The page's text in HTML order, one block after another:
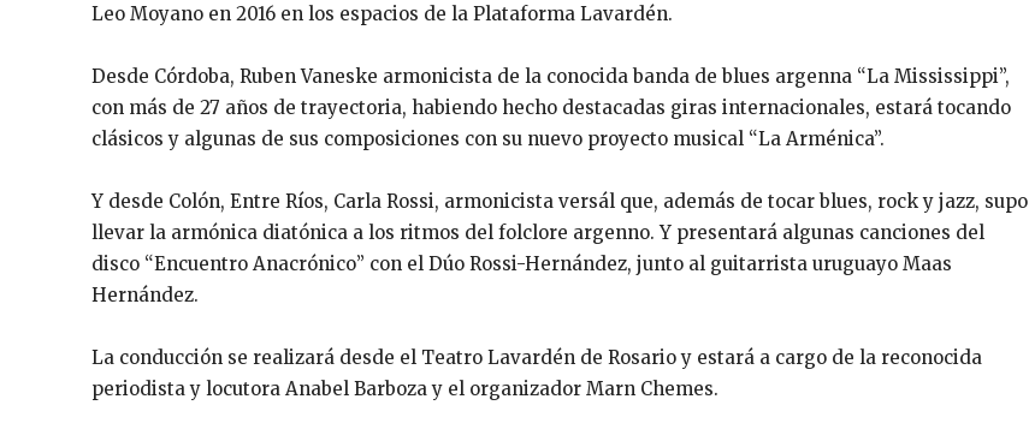
Leo Moyano en 2016 en los espacios de la Plataforma Lavardén.
Desde Córdoba, Ruben Vaneske armonicista de la conocida banda de blues argenna “La Mississippi”,
con más de 27 años de trayectoria, habiendo hecho destacadas giras internacionales, estará tocando
clásicos y algunas de sus composiciones con su nuevo proyecto musical “La Arménica”.
Y desde Colón, Entre Ríos, Carla Rossi, armonicista versál que, además de tocar blues, rock y jazz, supo
llevar la armónica diatónica a los ritmos del folclore argenno. Y presentará algunas canciones del
disco “Encuentro Anacrónico” con el Dúo Rossi-Hernández, junto al guitarrista uruguayo Maas
Hernández.
La conducción se realizará desde el Teatro Lavardén de Rosario y estará a cargo de la reconocida
periodista y locutora Anabel Barboza y el organizador Marn Chemes.